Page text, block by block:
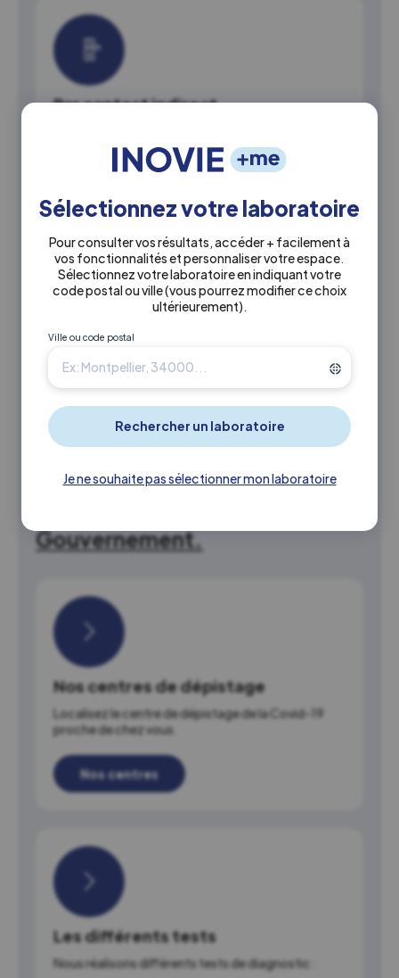
Sélectionnez votre laboratoire
Pour consulter vos résultats, accéder + facilement à
vos fonctionnalités et personnaliser votre espace.
Sélectionnez votre laboratoire en indiquant votre
code postal ou ville(vous pourrez modifier ce choix
ultérieurement).
Ville ou code postal
Je ne souhaite pas sélectionner mon laboratoire
Par contact indirect
personne porteuse. Le virus est ensuite transmis à
une personne saine qui manipule ces objets, quand
Par l'air
pas régulièrement aéré.
En cas de symptômes ou pour
Covid-19, merci de suivreles
Gouvernement.
Nos centres de dépistage
Localisez le centre de dépistage de la Covid-19
proche de chez vous.
Nos centres
Les différents tests
Nous réalisons différents tests de diagnostic :